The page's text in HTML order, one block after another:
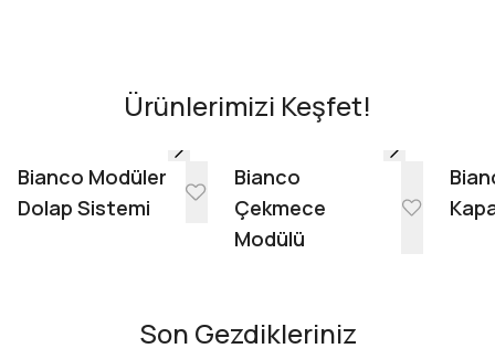
Evinde Gör + AR
Ürünlerimizi Keşfet!
Bianco Modüler
Dolap Sistemi
Bianco
Çekmece
Modülü
Son Gezdikleriniz